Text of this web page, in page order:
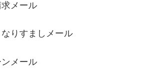
求メール
なりすましメール
ンメール